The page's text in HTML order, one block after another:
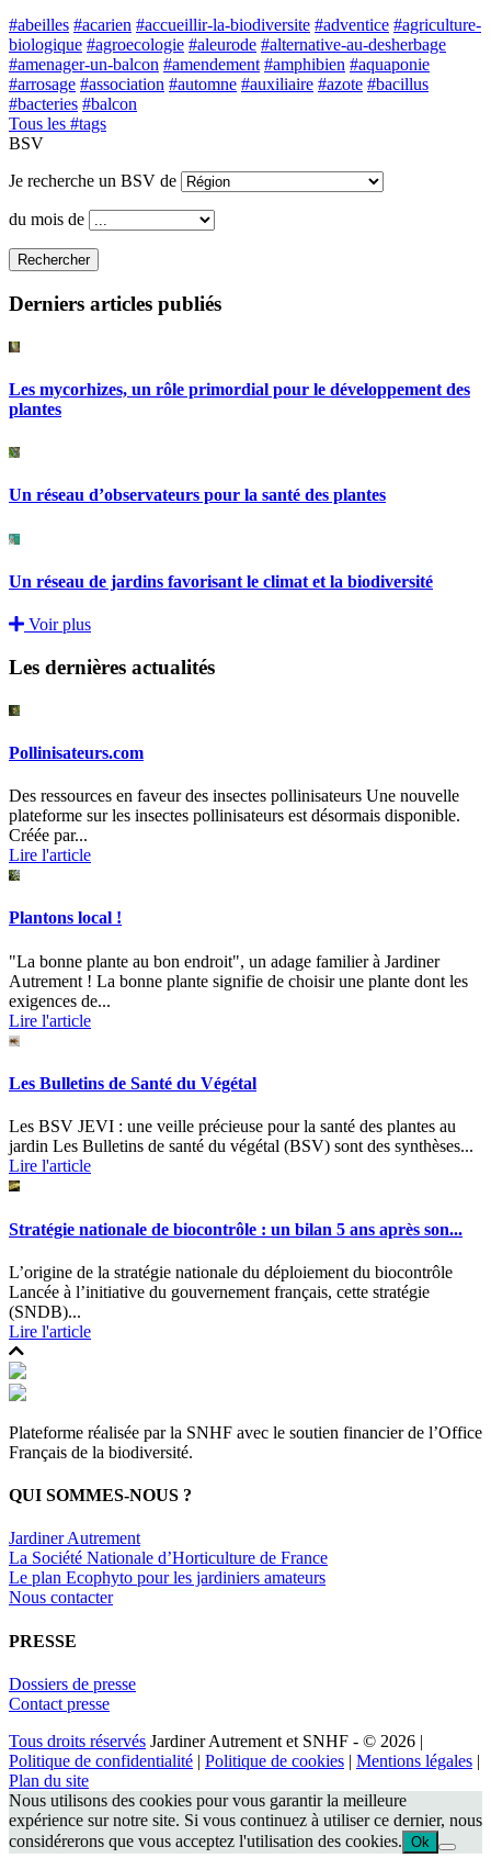
#abeilles #acarien #accueillir-la-biodiversite #adventice #agriculture-
biologique #agroecologie #aleurode #alternative-au-desherbage
#amenager-un-balcon #amendement #amphibien #aquaponie
#arrosage #association #automne #auxiliaire #azote #bacillus
#bacteries #balcon
Tous les #tags
BSV
Je recherche un BSV de
du mois de
Rechercher
Derniers articles publiés
Les mycorhizes, un rôle primordial pour le développement des
plantes
Un réseau d’observateurs pour la santé des plantes
Un réseau de jardins favorisant le climat et la biodiversité
Voir plus
Les dernières actualités
Pollinisateurs.com
Des ressources en faveur des insectes pollinisateurs Une nouvelle
plateforme sur les insectes pollinisateurs est désormais disponible.
Créée par...
Lire l'article
Plantons local !
"La bonne plante au bon endroit", un adage familier à Jardiner
Autrement ! La bonne plante signifie de choisir une plante dont les
exigences de...
Lire l'article
Les Bulletins de Santé du Végétal
Les BSV JEVI : une veille précieuse pour la santé des plantes au
jardin Les Bulletins de santé du végétal (BSV) sont des synthèses...
Lire l'article
Stratégie nationale de biocontrôle : un bilan 5 ans après son...
L’origine de la stratégie nationale du déploiement du biocontrôle
Lancée à l’initiative du gouvernement français, cette stratégie
(SNDB)...
Lire l'article
Plateforme réalisée par la SNHF avec le soutien financier de l’Office
Français de la biodiversité.
QUI SOMMES-NOUS ?
Jardiner Autrement
La Société Nationale d’Horticulture de France
Le plan Ecophyto pour les jardiniers amateurs
Nous contacter
PRESSE
Dossiers de presse
Contact presse
Tous droits réservés Jardiner Autrement et SNHF - © 2026 |
Politique de confidentialité | Politique de cookies | Mentions légales |
Plan du site
Nous utilisons des cookies pour vous garantir la meilleure
expérience sur notre site. Si vous continuez à utiliser ce dernier, nous
considérerons que vous acceptez l'utilisation des cookies. Ok